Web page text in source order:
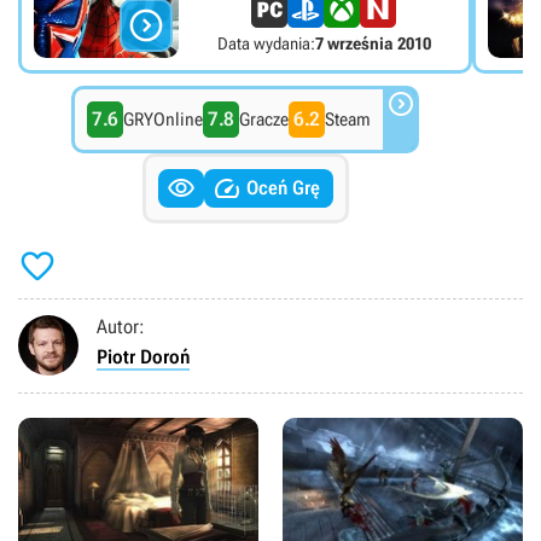
 Data wydania:7 września 2010
7.6 GRYOnline 7.8 Gracze 6.2 Steam 
  Oceń Grę

Autor:
Piotr Doroń